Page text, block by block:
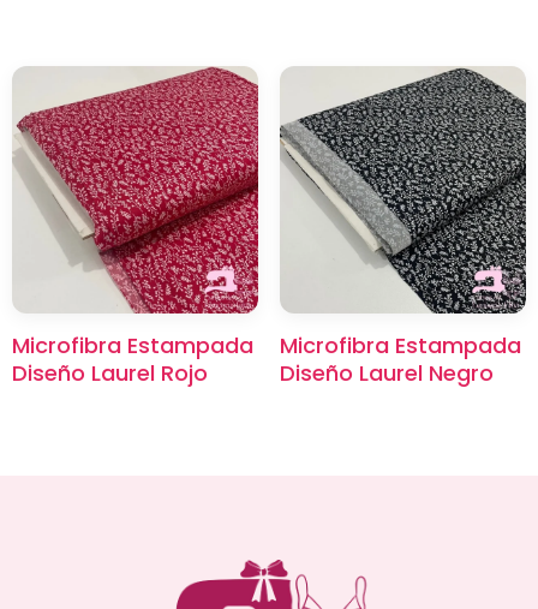
Microfibra Estampada
Diseño Laurel Rojo
Microfibra Estampada
Diseño Laurel Negro